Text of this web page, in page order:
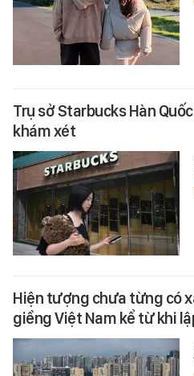
Trụ sở Starbucks Hàn
khám xét
Hiện tượng chưa từng có
giềng Việt Nam kể từ khi